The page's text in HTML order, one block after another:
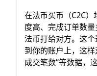
在法币买币（C2C
度高、完成订单数
法币打给对方。这
到你的账户上，这
成交笔数”等数据，